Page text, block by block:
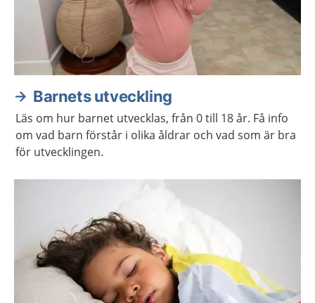
Barnets utveckling
Läs om hur barnet utvecklas, från 0 till 18 år. Få info
om vad barn förstår i olika åldrar och vad som är bra
för utvecklingen.